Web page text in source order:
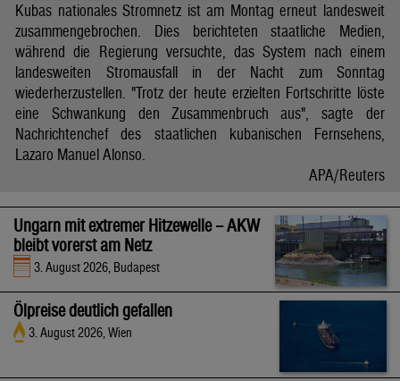
Kubas nationales Stromnetz ist am Montag erneut landesweit
zusammengebrochen. Dies berichteten staatliche Medien,
während die Regierung versuchte, das System nach einem
landesweiten Stromausfall in der Nacht zum Sonntag
wiederherzustellen. "Trotz der heute erzielten Fortschritte löste
eine Schwankung den Zusammenbruch aus", sagte der
Nachrichtenchef des staatlichen kubanischen Fernsehens,
Lazaro Manuel Alonso.
APA/Reuters
Ungarn mit extremer Hitzewelle – AKW
bleibt vorerst am Netz
3. August 2026, Budapest
Ölpreise deutlich gefallen
3. August 2026, Wien